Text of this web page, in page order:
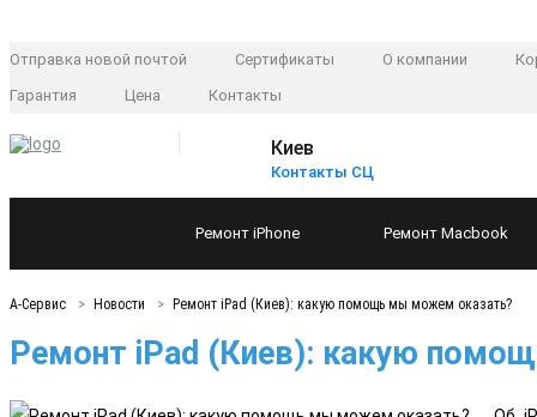
Отправка новой почтой Сертификаты О компании
Гарантия
Цена Контакты
Киев
Контакты СЦ
Ремонт iPhone Ремонт Macbook
А-Сервис Новости Ремонт iPad (Киев): какую помощь мы можем оказать?
Ремонт iPad (Киев): какую